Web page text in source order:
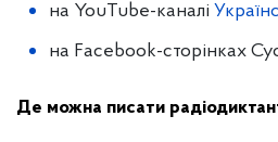
на YouTube-каналі
на Facebook-сторінках
Де можна писати